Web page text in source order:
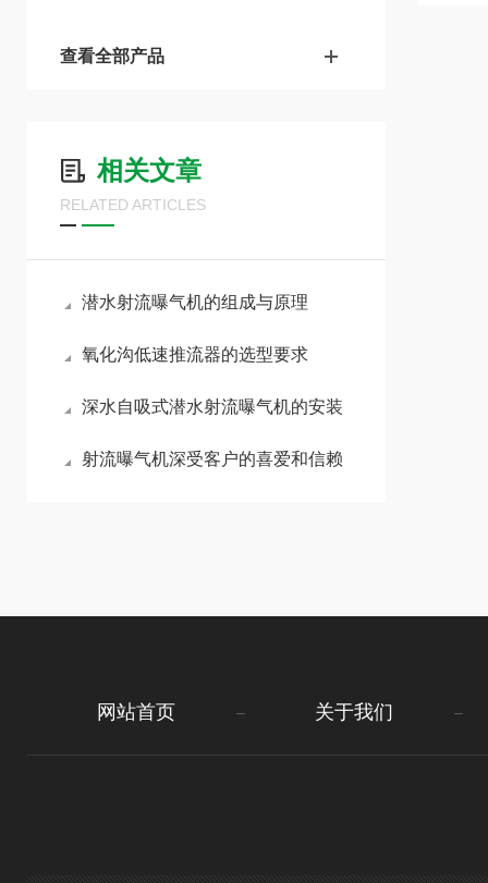
查看全部产品
相关文章
RELATED ARTICLES
潜水射流曝气机的组成与原理
氧化沟低速推流器的选型要求
深水自吸式潜水射流曝气机的安装
射流曝气机深受客户的喜爱和信赖
网站首页 关于我们